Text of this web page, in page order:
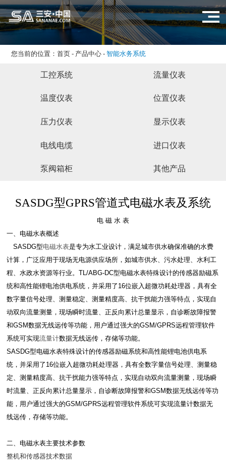
您当前的位置：首页- 产品中心 -智能水务系统
工控系统 流量仪表
温度仪表 位置仪表
压力仪表 显示仪表
电线电缆 进口仪表
泵阀箱柜 其他产品
SASDG型GPRS管道式电磁水表及系统
电 磁 水 表
一、电磁水表概述
SASDG型电磁水表是专为水工业设计，满足城市供水确保准确的水费
计算，广泛应用于现场无电源供应场所，如城市供水、污水处理、水利工
程、水政水资源等行业。TL/ABG-DC型电磁水表特殊设计的传感器励磁系
统和高性能锂电池供电系统，并采用了16位嵌入超微功耗处理器，具有全
数字量信号处理、测量稳定、测量精度高、抗干扰能力强等特点，实现自
动双向流量测量，现场瞬时流量、正反向累计总量显示，自诊断故障报警
和GSM数据无线远传等功能，用户通过强大的GSM/GPRS远程管理软件
系统可实现流量计数据无线远传，存储等功能。
SASDG型电磁水表特殊设计的传感器励磁系统和高性能锂电池供电系
统，并采用了16位嵌入超微功耗处理器，具有全数字量信号处理、测量稳
定、测量精度高、抗干扰能力强等特点，实现自动双向流量测量，现场瞬
时流量、正反向累计总量显示，自诊断故障报警和GSM数据无线远传等功
能，用户通过强大的GSM/GPRS远程管理软件系统可实现流量计数据无
线远传，存储等功能。
二、电磁水表主要技术参数
整机和传感器技术数据